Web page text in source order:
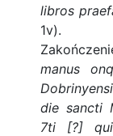
libros
1v).
manus
die sancti
7ti [?]